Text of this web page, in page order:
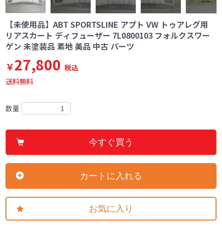
【未使用品】ABT SPORTSLINE アプト VW トゥアレグ用
リアスカート ディフューザー 7L0800103 フォルクスワー
ゲン 未塗装品 素地 美品 中古 パーツ
￥27,800 税込
送料無料
数量
今すぐ買う
カートに入れる
お気に入り